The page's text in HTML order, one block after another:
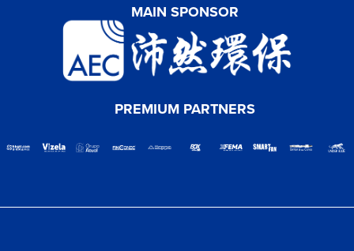
MAIN SPONSOR
PREMIUM PARTNERS